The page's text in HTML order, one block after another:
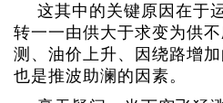
这其中的关键原因在于
转一一由供大于求变为供
测、油价上升、因绕路增
也是推波助澜的因素。